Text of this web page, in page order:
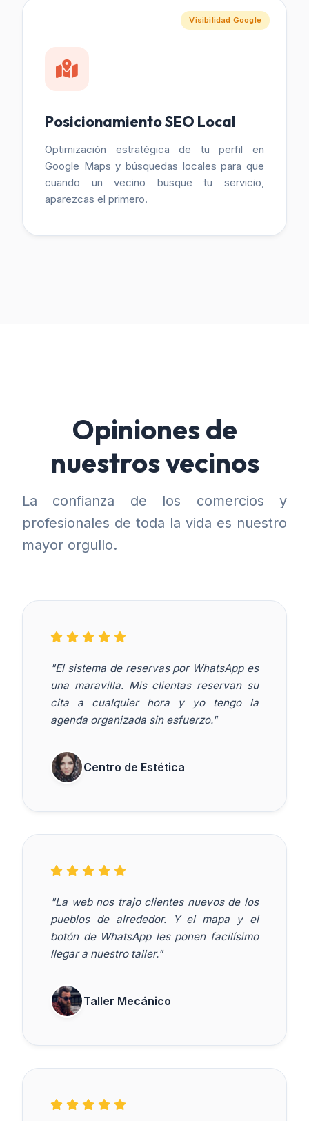
Visibilidad Google
Posicionamiento SEO Local
Optimización estratégica de tu perfil en
Google Maps y búsquedas locales para que
cuando un vecino busque tu servicio,
aparezcas el primero.
Opiniones de
nuestros vecinos
La confianza de los comercios y
profesionales de toda la vida es nuestro
mayor orgullo.
"El sistema de reservas por WhatsApp es
una maravilla. Mis clientas reservan su
cita a cualquier hora y yo tengo la
agenda organizada sin esfuerzo."
Centro de Estética
"La web nos trajo clientes nuevos de los
pueblos de alrededor. Y el mapa y el
botón de WhatsApp les ponen facilísimo
llegar a nuestro taller."
Taller Mecánico